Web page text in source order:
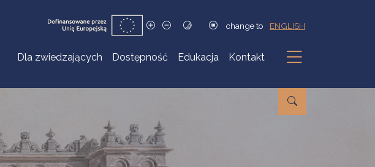
change to ENGLISH
Dla zwiedzających Dostępność Edukacja Kontakt
Podmenu